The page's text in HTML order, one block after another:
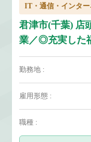
IT・通信・インタ
君津市(千葉) 店
業／◎充実した
勤務地 :
雇用形態 :
職種 :